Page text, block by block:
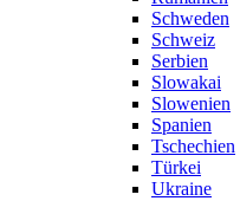
Schweden
Schweiz
Serbien
Slowakai
Slowenien
Spanien
Tschechien
Türkei
Ukraine